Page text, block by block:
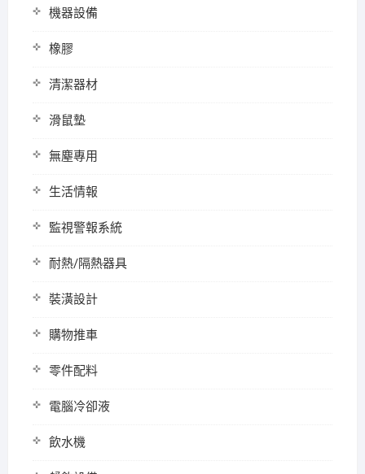
機器設備
橡膠
清潔器材
滑鼠墊
無塵專用
生活情報
監視警報系統
耐熱/隔熱器具
裝潢設計
購物推車
零件配料
電腦冷卻液
飲水機